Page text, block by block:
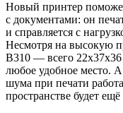
Новый принтер
с документами: он
и справляется с
Несмотря на высокую
B310 — всего 22х37х36
любое удобное место.
шума при печати
пространстве будет